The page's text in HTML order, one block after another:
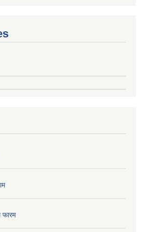
फारम